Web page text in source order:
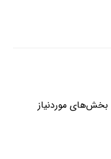
بخش‌های موردنیاز